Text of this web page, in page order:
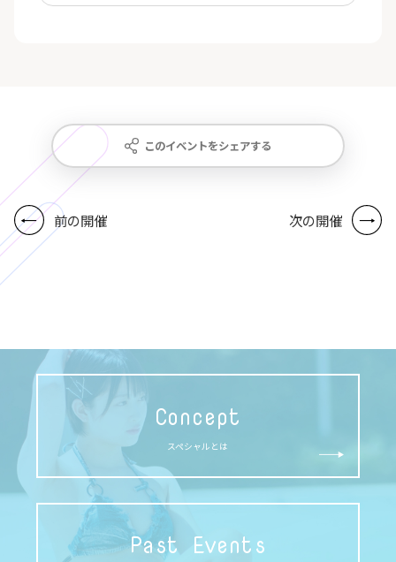
このイベントをシェアする
前の開催 次の開催
Concept
スペシャルとは
Past Events